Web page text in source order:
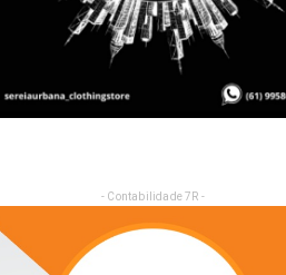
- Contabilidade 7R -